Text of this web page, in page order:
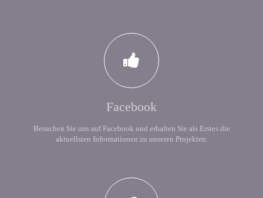
Facebook
Besuchen Sie uns auf Facebook und erhalten Sie als Erstes die
aktuellsten Informationen zu unseren Projekten.